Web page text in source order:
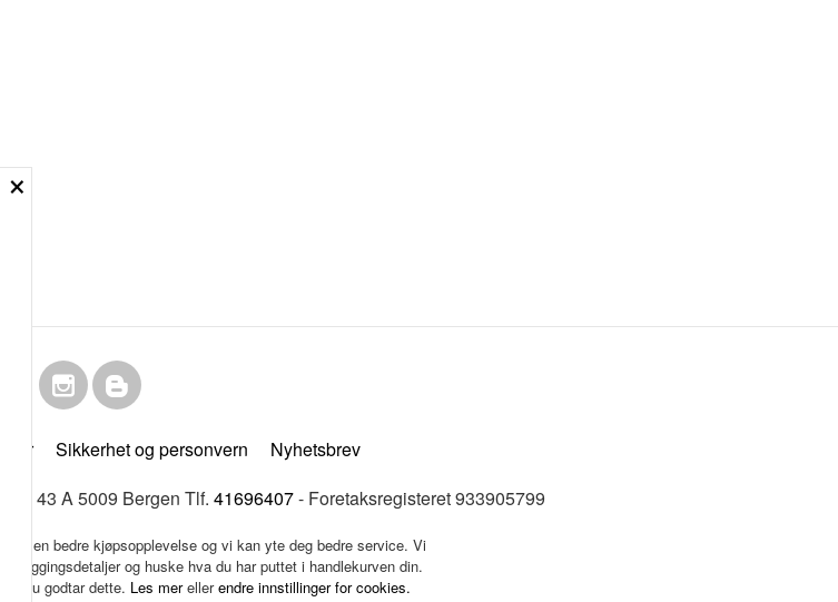
Sikkerhet og personvern
Nyhetsbrev
43 A 5009 Bergen Tlf. 41696407- Foretaksregisteret 933905799
får en bedre kjøpsopplevelse og vi kan yte deg bedre service. Vi
og huske hva du har puttet i handlekurven din.
du godtar dette. Les merellerendre innstillinger for cookies.
×